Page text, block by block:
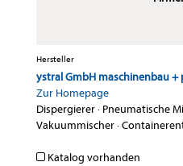
Hersteller
ystral GmbH maschinenbau +
Zur Homepage
Dispergierer· Pneumatische
Vakuummischer·
Katalog vorhanden